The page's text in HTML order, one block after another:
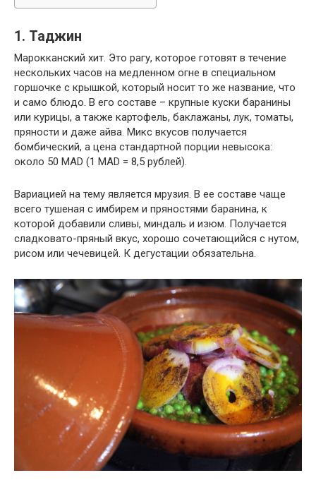
1. Таджин
Марокканский хит. Это рагу, которое готовят в течение
нескольких часов на медленном огне в специальном
горшочке с крышкой, который носит то же название, что
и само блюдо. В его составе – крупные куски баранины
или курицы, а также картофель, баклажаны, лук, томаты,
пряности и даже айва. Микс вкусов получается
бомбический, а цена стандартной порции невысока:
около 50 MAD (1 MAD = 8,5 рублей).
Вариацией на тему является мрузия. В ее составе чаще
всего тушеная с имбирем и пряностями баранина, к
которой добавили сливы, миндаль и изюм. Получается
сладковато-пряный вкус, хорошо сочетающийся с нутом,
рисом или чечевицей. К дегустации обязательна.